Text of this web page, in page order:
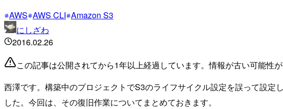
AWS AWS CLI Amazon S3
にしざわ
2016.02.26
この記事は公開されてから1年以上経過しています。情報が古い可能性
西澤です。構築中のプロジェクトでS3のライフサイクル設定を誤って設
した。今回は、その復旧作業についてまとめておきます。